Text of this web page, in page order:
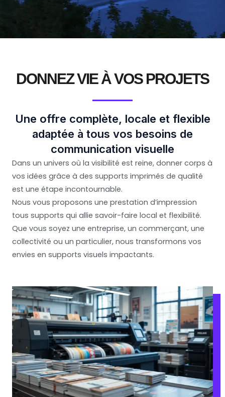
DONNEZ VIE À VOS PROJETS
Une offre complète, locale et flexible
adaptée à tous vos besoins de
communication visuelle
Dans un univers où la visibilité est reine, donner corps à
vos idées grâce à des supports imprimés de qualité
est une étape incontournable.
Nous vous proposons une prestation d’impression
tous supports qui allie savoir-faire local et flexibilité.
Que vous soyez une entreprise, un commerçant, une
collectivité ou un particulier, nous transformons vos
envies en supports visuels impactants.